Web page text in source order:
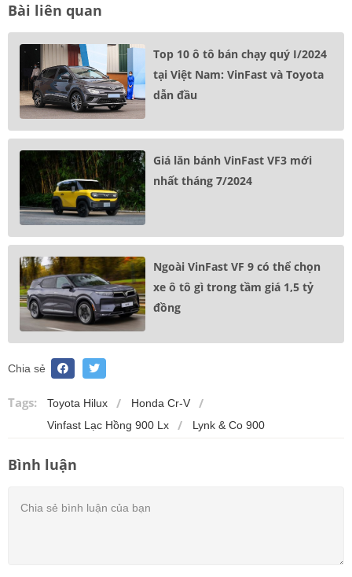
Bài liên quan
Top 10 ô tô bán chạy quý I/2024
tại Việt Nam: VinFast và Toyota
dẫn đầu
Giá lăn bánh VinFast VF3 mới
nhất tháng 7/2024
Ngoài VinFast VF 9 có thể chọn
xe ô tô gì trong tầm giá 1,5 tỷ
đồng
Chia sẻ
Tags: Toyota Hilux
Honda Cr-V
Vinfast Lạc Hồng 900 Lx
Lynk & Co 900
Bình luận